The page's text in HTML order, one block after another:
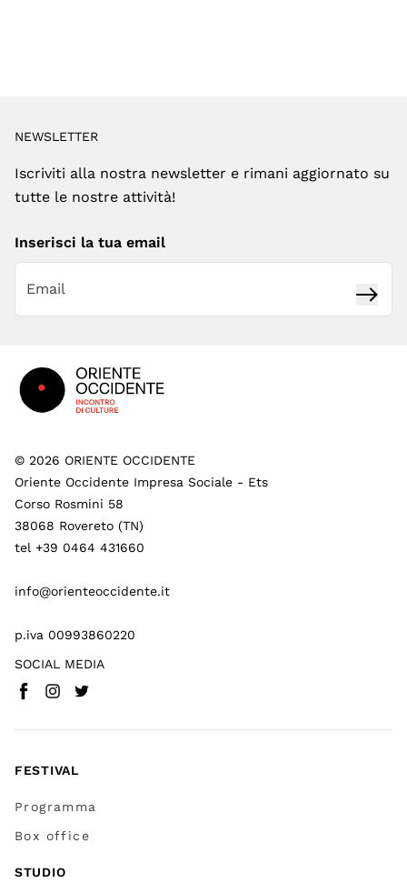
NEWSLETTER
Iscriviti alla nostra newsletter e rimani aggiornato su
tutte le nostre attività!
Inserisci la tua email
© 2026 ORIENTE OCCIDENTE
Oriente Occidente Impresa Sociale - Ets
Corso Rosmini 58
38068 Rovereto (TN)
tel +39 0464 431660
info@orienteoccidente.it
p.iva 00993860220
SOCIAL MEDIA
Facebook(
Instagram
Twitter
FESTIVAL
Programma
Box office
STUDIO